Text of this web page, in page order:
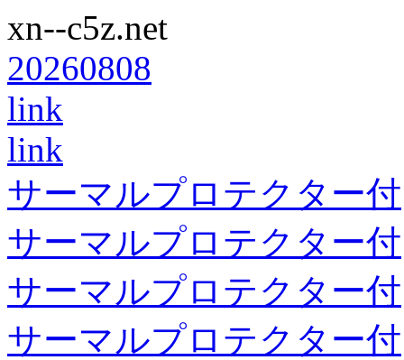
xn--c5z.net
20260808
link
link
サーマルプロテクター付
サーマルプロテクター付
サーマルプロテクター付
サーマルプロテクター付